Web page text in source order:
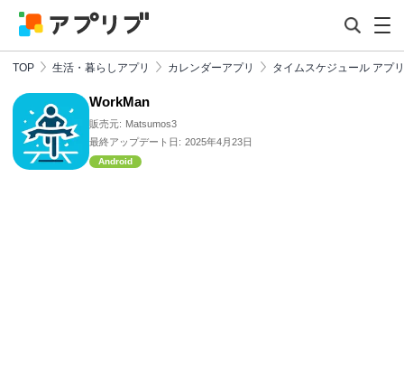
TOP 生活・暮らしアプリ カレンダーアプリ タイムスケジュール アプリ
WorkMan
販売元: Matsumos3
最終アップデート日: 2025年4月23日
Android